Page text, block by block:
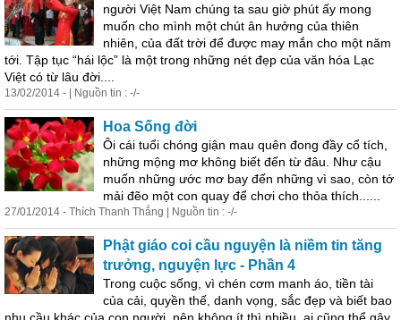
người Việt Nam chúng ta sau giờ phút ấy mong
muốn cho mình một chút ân hưởng của thiên
nhiên, của đất trời để được may mắn cho một năm
tới. Tập tục “hái lộc” là một trong những nét đẹp của văn hóa Lạc
Việt có từ lâu đời....
13/02/2014 - | Nguồn tin : -/-
Hoa Sống đời
Ôi cái tuổi chóng giận mau quên đong đầy cổ tích,
những mộng mơ không biết đến từ đâu. Như cậu
muốn những ước mơ bay đến những vì sao, còn tớ
mải đẽo một con quay để chơi cho thỏa thích......
27/01/2014 - Thích Thanh Thắng | Nguồn tin : -/-
Phật giáo coi cầu nguyện là niềm tin tăng
trưởng, nguyện lực - Phần 4
Trong cuộc sống, vì chén cơm manh áo, tiền tài
của cải, quyền thế, danh vọng, sắc đẹp và biết bao